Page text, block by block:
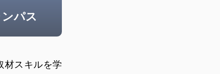
パス
スキルを学